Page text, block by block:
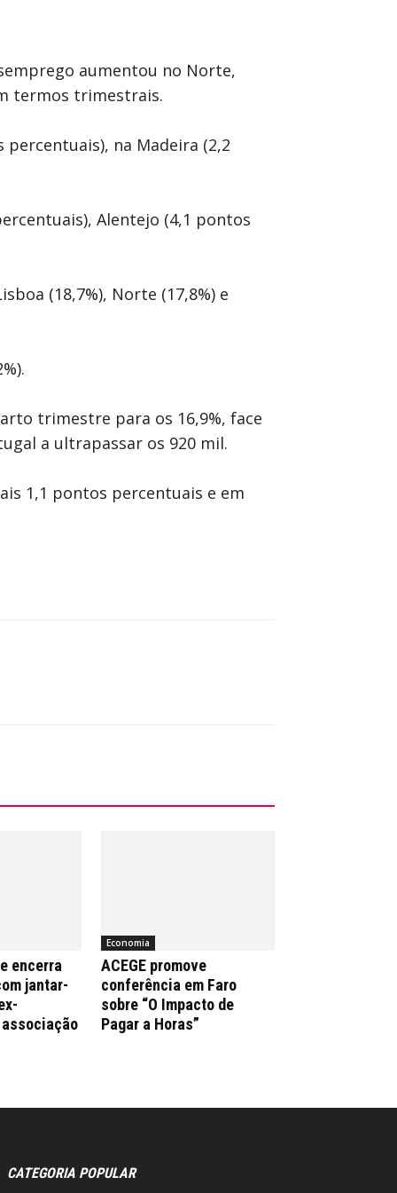
aumentou no Norte,
termos trimestrais.
na Madeira (2,2
Alentejo (4,1 pontos
(18,7%), Norte (17,8%) e
trimestre para os 16,9%, face
a ultrapassar os 920 mil.
1,1 pontos percentuais e em
encerra
jantar-
Economia
ACEGE promove
conferência em Faro
sobre “O Impacto de
Pagar a Horas”
CATEGORIA POPULAR